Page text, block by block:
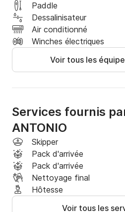
Paddle
Dessalinisateur
Air conditionné
Winches électriques
Voir tous les
Services fournis
ANTONIO
Skipper
Pack d'arrivée
Pack d'arrivée
Nettoyage final
Hôtesse
Voir tous les